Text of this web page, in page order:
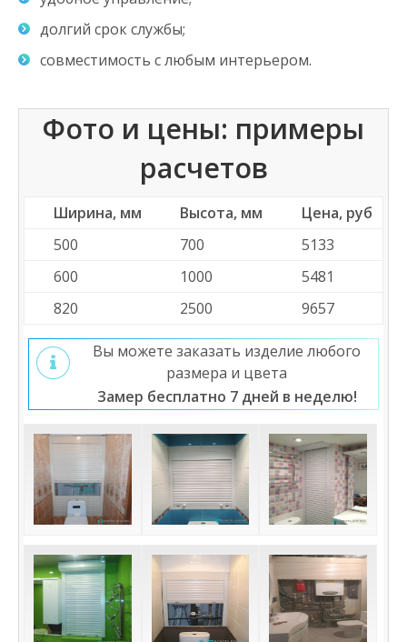
долгий срок службы;
совместимость с любым интерьером.
Фото и цены: примеры
расчетов
Ширина, мм Высота, мм
Цена, руб
500
700
5133
600
1000
5481
820
2500 9657
Вы можете заказать изделие любого
размера и цвета
Замер бесплатно 7 дней в неделю!